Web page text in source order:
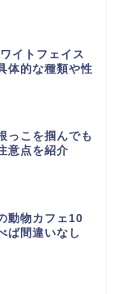
イトフェイス
体的な種類や性
っこを掴んでも
意点を紹介
動物カフェ10
ば間違いなし